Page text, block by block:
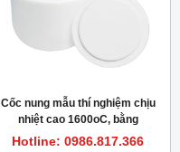
Cốc nung mẫu thí nghiệm chịu
nhiệt cao 1600oC, bằng
Alumina
Hotline: 0986.817.366